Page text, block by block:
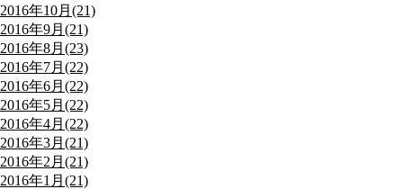
2016年10月(21)
2016年9月(21)
2016年8月(23)
2016年7月(22)
2016年6月(22)
2016年5月(22)
2016年4月(22)
2016年3月(21)
2016年2月(21)
2016年1月(21)